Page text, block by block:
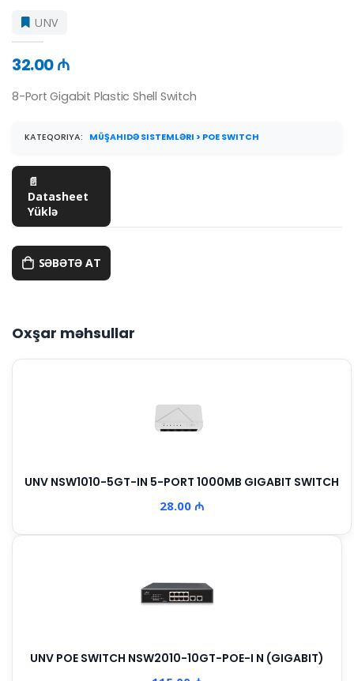
UNV
32.00 ₼
8-Port Gigabit Plastic Shell Switch
KATEQORIYA: MÜŞAHIDƏ SISTEMLƏRI > POE SWITCH
📄
Datasheet
Yüklə
SƏBƏTƏ AT
Oxşar məhsullar
UNV NSW1010-5GT-IN 5-PORT 1000MB GIGABIT SWITCH
28.00 ₼
UNV POE SWITCH NSW2010-10GT-POE-I N (GIGABIT)